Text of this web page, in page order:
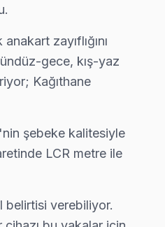
süreci: randevu →
zayıflığını
gece, kış-yaz
Kağıthane
şebeke kalitesiyle
LCR metre ile
belirtisi verebiliyor.